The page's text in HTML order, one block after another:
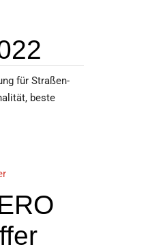
für Straßen-
beste